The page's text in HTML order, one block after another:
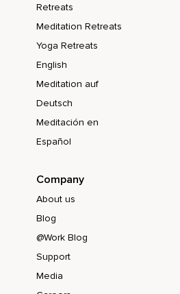
Retreats
Meditation Retreats
Yoga Retreats
English
Meditation auf
Deutsch
Meditación en
Español
Company
About us
Blog
@Work Blog
Support
Media